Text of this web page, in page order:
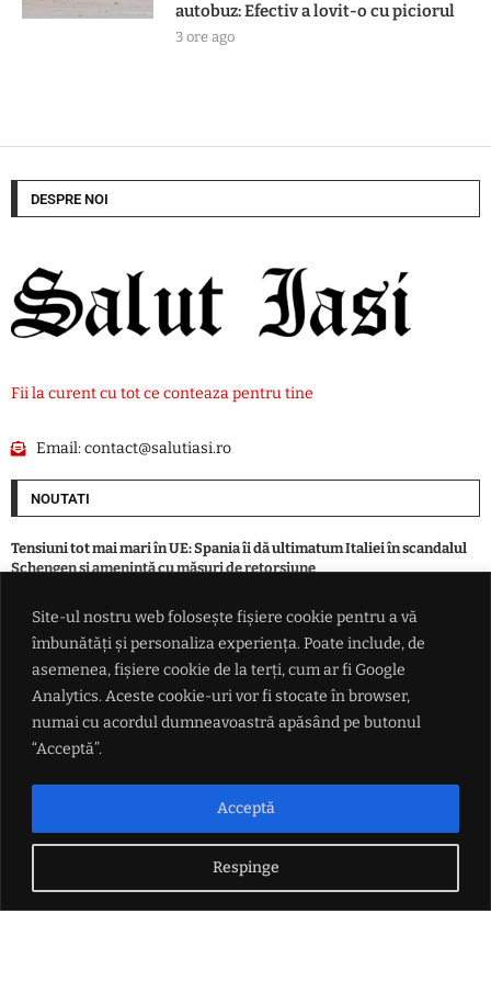
Site-ul nostru web folosește fișiere cookie pentru a vă
îmbunătăți și personaliza experiența. Poate include, de
asemenea, fișiere cookie de la terți, cum ar fi Google
Analytics. Aceste cookie-uri vor fi stocate în browser,
numai cu acordul dumneavoastră apăsând pe butonul
“Acceptă”.
Respinge
Acceptă
autobuz: Efectiv a lovit-o cu piciorul
3 ore ago
DESPRE NOI
Fii la curent cu tot ce conteaza pentru tine
Email:contact@salutiasi.ro
NOUTATI
Tensiuni tot mai mari în UE: Spania îi dă ultimatum Italiei în scandalul
Schengen și amenință cu măsuri de retorsiune
Bărbat încarcerat după o condamnare pentru conducere sub influența
alcoolului. Tânără cercetată pentru furt dintr-un magazin din Iași
Fernando Alonso cere un nou contract de 80 de milioane de euro la
Aston Martin
Eugen Tomac, critici dure la adresa Guvernului: „Lipsa de competență
ne-a adus în acest punct”. Bilă neagră pentru banii partidelor în plină